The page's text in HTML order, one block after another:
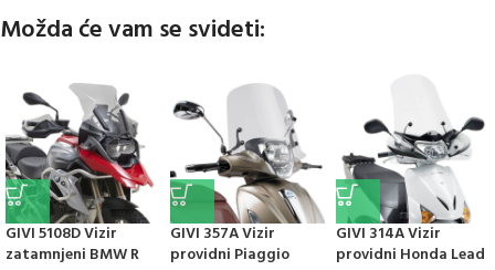
Možda će vam se svideti:
GIVI 5108D Vizir
zatamnjeni BMW R
GIVI 357A Vizir
providni Piaggio
GIVI 314A Vizir
providni Honda Lead